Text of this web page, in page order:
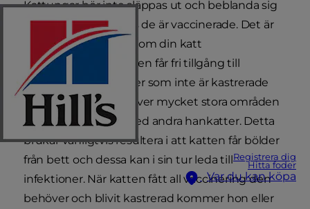
Registrera dig
Hitta foder
Var du kan köpa
Kattungar bör inte släppas ut och beblanda sig
med andra katter tills de är vaccinerade. Det är
också mycket bättre om din katt
är steriliserad innan den får fri tillgång till
utomhusliv. Hankatter som inte är kastrerade
tenderar att vandra över mycket stora områden
och hamnar i bråk med andra hankatter. Detta
brukar vanligtvis resultera i att katten får bölder
från bett och dessa kan i sin tur leda till
infektioner. När katten fått all vaccinering den
behöver och blivit kastrerad kommer hon eller